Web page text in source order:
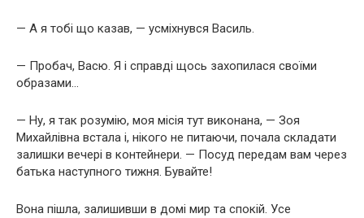
— А я тобі що казав, — усміхнувся Василь.
— Пробач, Васю. Я і справді щось захопилася своїми
образами…
— Ну, я так розумію, моя місія тут виконана, — Зоя
Михайлівна встала і, нікого не питаючи, почала складати
залишки вечері в контейнери. — Посуд передам вам через
батька наступного тижня. Бувайте!
Вона пішла, залишивши в домі мир та спокій. Усе